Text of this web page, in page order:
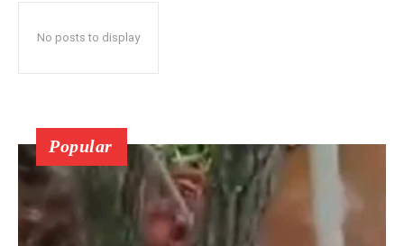
No posts to display
Popular